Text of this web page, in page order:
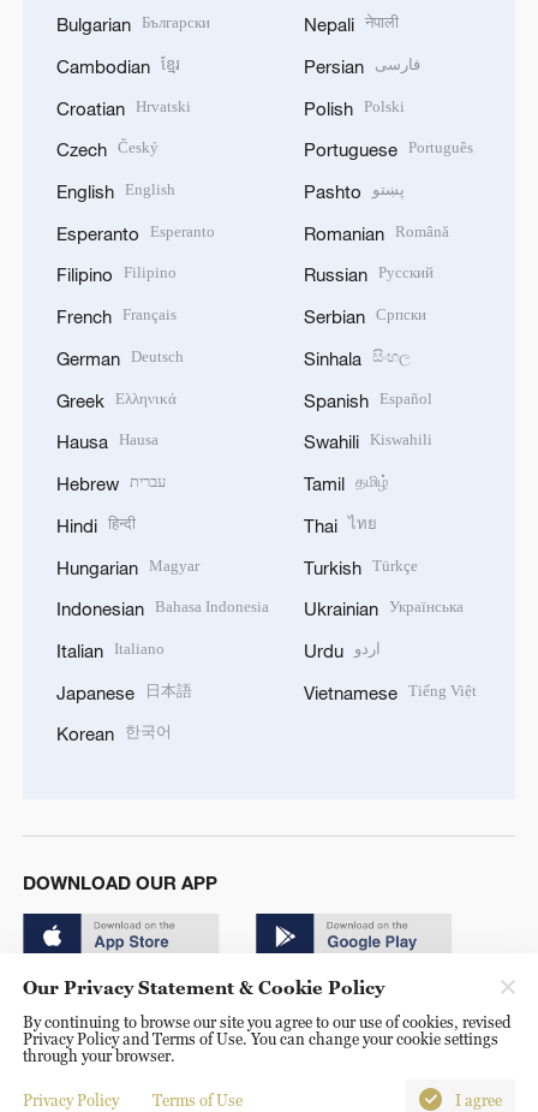
Bulgarian Български
Cambodian ខ្មែរ
Croatian Hrvatski
Czech Český
English English
Esperanto Esperanto
Filipino Filipino
French Français
German Deutsch
Greek Ελληνικά
Hausa Hausa
Hebrew עברית
Hindi हिन्दी
Hungarian Magyar
Indonesian Bahasa Indonesia
Italian Italiano
Japanese 日本語
Korean 한국어
Nepali नेपाली
Persian فارسی
Polish Polski
Portuguese Português
Pashto پښتو
Romanian Română
Russian Русский
Serbian Српски
Sinhala සිංහල
Spanish Español
Swahili Kiswahili
Tamil தமிழ்
Thai ไทย
Turkish Türkçe
Ukrainian Українська
Urdu اردو
Vietnamese Tiếng Việt
DOWNLOAD OUR APP
© China Radio International.CRI. All Rights Reserved. 16A
Shijingshan Road, Beijing, China. 100040
Our Privacy Statement & Cookie Policy
By continuing to browse our site you agree to our use of cookies, revised
Privacy Policy and Terms of Use. You can change your cookie settings
through your browser.
Privacy Policy Terms of Use I agree